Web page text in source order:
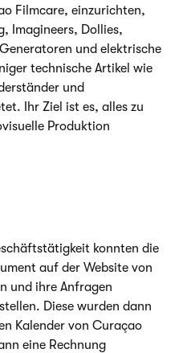
Filmcare, einzurichten,
Imagineers, Dollies,
und elektrische
technische Artikel wie
und
Ihr Ziel ist es, alles zu
Produktion
konnten die
auf der Website von
und ihre Anfragen
Diese wurden dann
Kalender von Curaçao
eine Rechnung